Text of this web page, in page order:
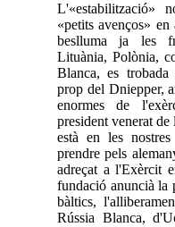
L'«estabilització»
«petits avenços»
beslluma ja les
Lituània, Polònia,
Blanca, es
prop del Dniepper,
enormes de
president venerat
està en les
prendre pels
adreçat a l'Exèrcit
fundació anuncià la
bàltics,
Rússia Blanca,